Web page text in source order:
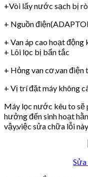
+Vòi lấy nước sạch bị rò
+ Nguồn
+ Van áp cao hoạt động
+ Lõi lọc bị bẩn tắc
+ Hỏng van cơ,van điện
+ Vị trí đặt máy không
Máy lọc nước kêu to sẽ
hưởng đến sinh hoạt
vậy,việc sửa chữa lỗi